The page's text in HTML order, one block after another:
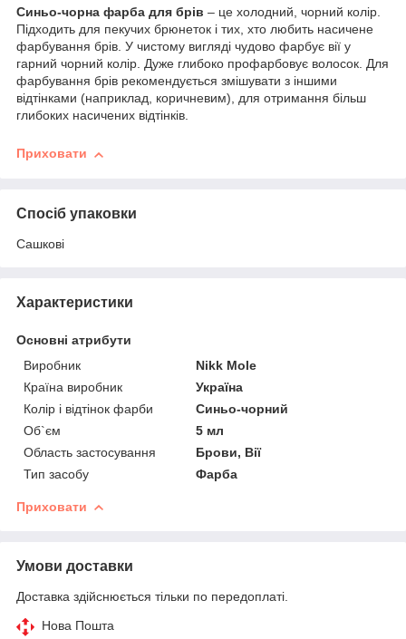
Синьо-чорна фарба для брів – це холодний, чорний колір.
Підходить для пекучих брюнеток і тих, хто любить насичене
фарбування брів. У чистому вигляді чудово фарбує вії у
гарний чорний колір. Дуже глибоко профарбовує волосок. Для
фарбування брів рекомендується змішувати з іншими
відтінками (наприклад, коричневим), для отримання більш
глибоких насичених відтінків.
Приховати
Спосіб упаковки
Сашкові
Характеристики
Основні атрибути
Виробник
Nikk Mole
Країна виробник
Україна
Колір і відтінок фарби
Синьо-чорний
Об`єм
5 мл
Область застосування
Брови, Вії
Тип засобу
Фарба
Приховати
Умови доставки
Доставка здійснюється тільки по передоплаті.
Нова Пошта